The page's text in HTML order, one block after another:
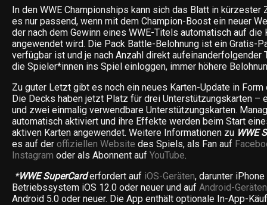
In den WWE Championships kann sich das Blatt in kürzester
es nur passend, wenn mit dem Champion-Boost ein neuer
der nach dem Gewinn eines WWE-Titels automatisch auf
angewendet wird. Die Pack Battle-Belohnung ist ein Gratis-
verfügbar ist und je nach Anzahl direkt aufeinanderfolgender
die Spieler*innen ins Spiel einloggen, immer höhere
Zu guter Letzt gibt es noch ein neues Karten-Update in Form
Die Decks haben jetzt Platz für drei Unterstützungskarten –
und zwei einmalig verwendbare Unterstützungskarten.
automatisch aktiviert und ihre Effekte werden beim Start
aktiven Karten angewendet. Weitere Informationen zu WWE
es auf der offiziellen Website des Spiels, als Fan auf
Instagram oder als Abonnent auf YouTube.
*WWE SuperCarderfordert auf iOS-Geräten, darunter
Betriebssystem iOS 12.0 oder neuer und auf Android-Geräten
Android 5.0 oder neuer. Die App enthält optionale In-App-